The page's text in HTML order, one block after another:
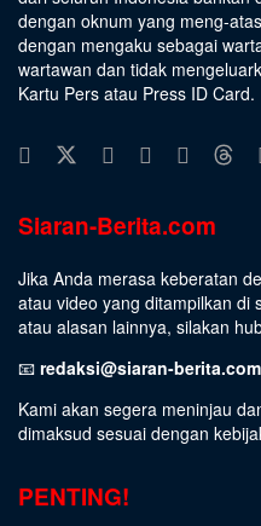
dengan oknum yang meng-
dengan mengaku sebagai
wartawan dan tidak
Kartu Pers atau Press ID Card.
Siaran-Berita.com
Jika Anda merasa keberatan
atau video yang ditampilkan di
atau alasan lainnya, silakan
📧 redaksi@siaran-berita.com
Kami akan segera meninjau
dimaksud sesuai dengan
PENTING!